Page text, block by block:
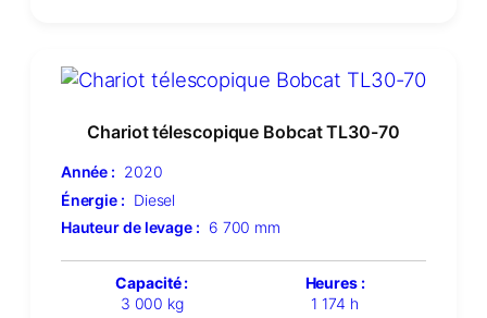
Chariot télescopique Bobcat TL30-70
Année : 2020
Énergie : Diesel
Hauteur de levage : 6 700 mm
Capacité :
3 000 kg
Heures :
1 174 h